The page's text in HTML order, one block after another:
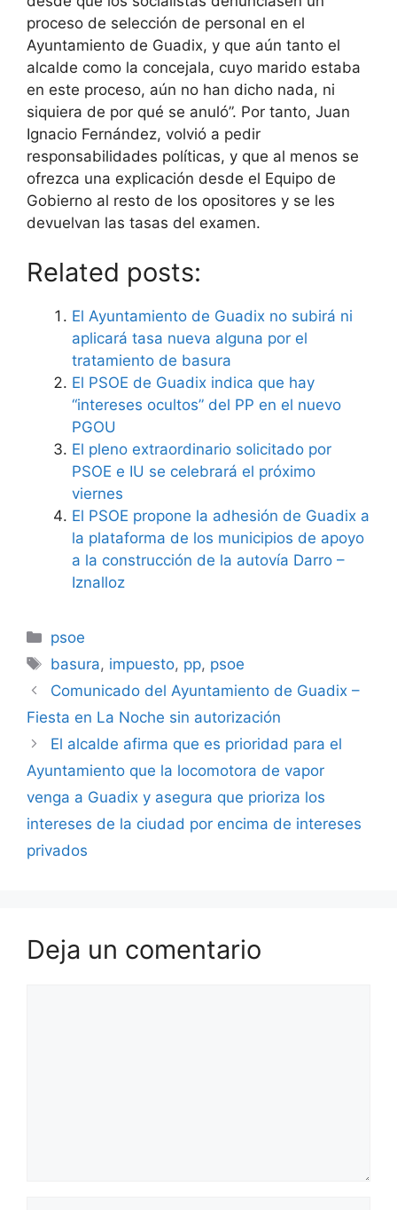
proceso de selección de personal en el
Ayuntamiento de Guadix, y que aún tanto el
alcalde como la concejala, cuyo marido estaba
en este proceso, aún no han dicho nada, ni
siquiera de por qué se anuló”. Por tanto, Juan
Ignacio Fernández, volvió a pedir
responsabilidades políticas, y que al menos se
ofrezca una explicación desde el Equipo de
Gobierno al resto de los opositores y se les
devuelvan las tasas del examen.
Related posts:
El Ayuntamiento de Guadix no subirá ni
aplicará tasa nueva alguna por el
tratamiento de basura
El PSOE de Guadix indica que hay
“intereses ocultos” del PP en el nuevo
PGOU
El pleno extraordinario solicitado por
PSOE e IU se celebrará el próximo
viernes
El PSOE propone la adhesión de Guadix a
la plataforma de los municipios de apoyo
a la construcción de la autovía Darro –
Iznalloz
Categorías
psoe
Etiquetas
basura, impuesto, pp, psoe
Comunicado del Ayuntamiento de Guadix –
Fiesta en La Noche sin autorización
El alcalde afirma que es prioridad para el
Ayuntamiento que la locomotora de vapor
venga a Guadix y asegura que prioriza los
intereses de la ciudad por encima de intereses
privados
Deja un comentario